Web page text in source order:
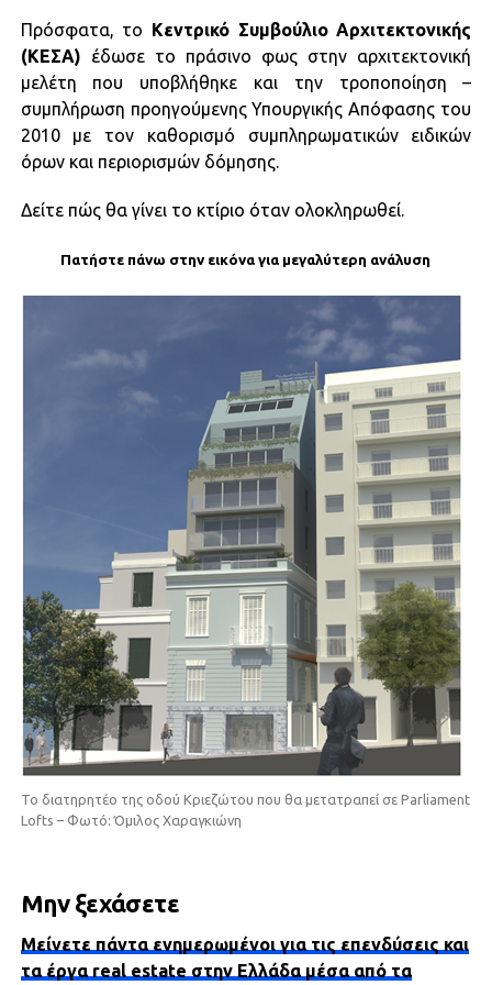
Πρόσφατα, το
Κεντρικό Συμβούλιο Αρχιτεκτονικής
(ΚΕΣΑ) έδωσε το πράσινο φως στην αρχιτεκτονική
μελέτη που υποβλήθηκε και την τροποποίηση –
συμπλήρωση προηγούμενης Υπουργικής Απόφασης του
2010 με τον καθορισμό συμπληρωματικών ειδικών
όρων και περιορισμών δόμησης.
Δείτε πώς θα γίνει το κτίριο όταν ολοκληρωθεί.
Πατήστε πάνω στην εικόνα για μεγαλύτερη ανάλυση
Το διατηρητέο της οδού Κριεζώτου που θα μετατραπεί σε Parliament
Lofts – Φωτό: Όμιλος Χαραγκιώνη
Μην ξεχάσετε
Μείνετε πάντα ενημερωμένοι για τις επενδύσεις και
τα έργα real estate στην Ελλάδα μέσα από τα